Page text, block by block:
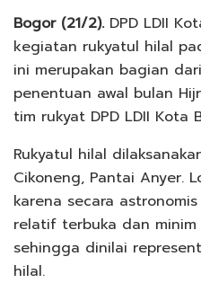
Bogor (21/2).DPD LDII
kegiatan rukyatul hilal
ini merupakan bagian
penentuan awal bulan
tim rukyat DPD LDII Kota
Rukyatul hilal
Cikoneng, Pantai Anyer.
karena secara
relatif terbuka dan
sehingga dinilai
hilal.